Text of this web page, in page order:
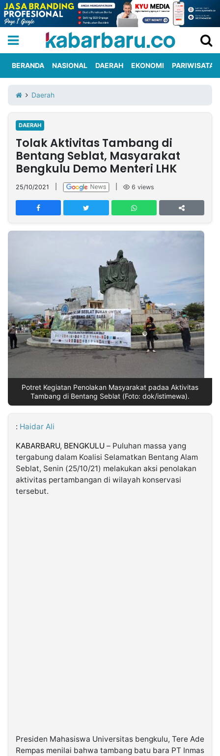
Iklan
Berita
Kami
Nasional
International
Olahraga
Entertainment
Daerah
Pariwisata
Kuliner
Kolom
Network
PT
TREETAN
INDONESIA
Insight
Suara
Lens
Daily
Jalan
Rakyat
Idealita
Kita
Notice
Dinamikapost.com
Radar
Seedbacklink
Follow
Kabarbaru
Kabarbaru.co
2026
BERANDA NASIONAL DAERAH EKONOMI PARIWISATA
Daerah
DAERAH
Tolak Aktivitas Tambang di
Bentang Seblat, Masyarakat
Bengkulu Demo Menteri LHK
25/10/2021 6 views
Potret Kegiatan Penolakan Masyarakat padaa Aktivitas
Tambang di Bentang Seblat (Foto: dok/istimewa).
: Haidar Ali
KABARBARU, BENGKULU – Puluhan massa yang
tergabung dalam Koalisi Selamatkan Bentang Alam
Seblat, Senin (25/10/21) melakukan aksi penolakan
aktivitas pertambangan di wilayah konservasi
tersebut.
Presiden Mahasiswa Universitas bengkulu, Tere Ade
Rempas menilai bahwa tambang batu bara PT Inmas